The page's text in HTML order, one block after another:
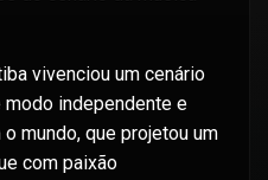
vivenciou um cenário
independente e
mundo, que projetou um
com paixão